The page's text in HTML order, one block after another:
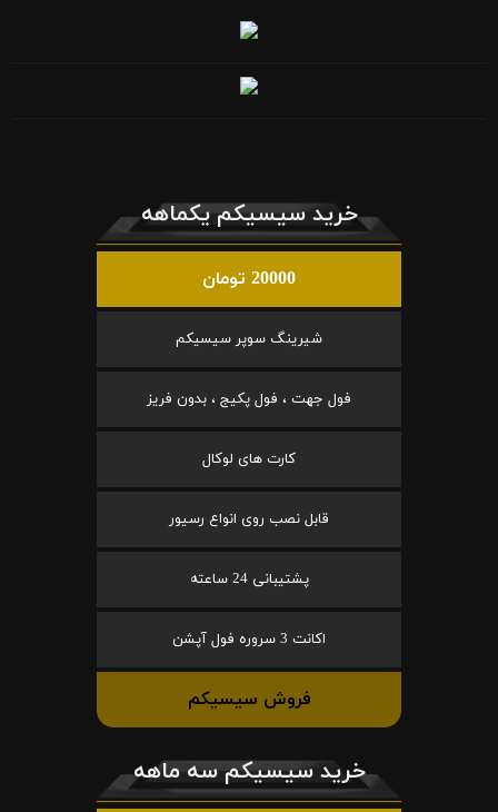
خرید سیسیکم یکماهه
20000 تومان
شیرینگ سوپر سیسیکم
فول جهت ، فول پکیج ، بدون فریز
کارت های لوکال
قابل نصب روی انواع رسیور
پشتیبانی 24 ساعته
اکانت 3 سروره فول آپشن
فروش سیسیکم
خرید سیسیکم سه ماهه